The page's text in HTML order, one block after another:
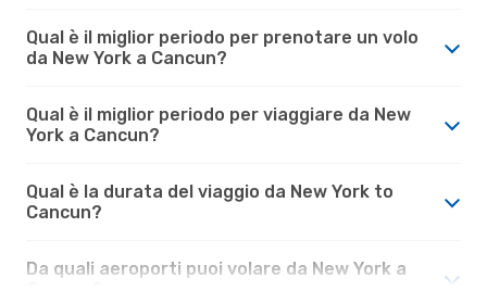
Qual è il miglior periodo per prenotare un volo
da New York a Cancun?
Qual è il miglior periodo per viaggiare da New
York a Cancun?
Qual è la durata del viaggio da New York to
Cancun?
Da quali aeroporti puoi volare da New York a